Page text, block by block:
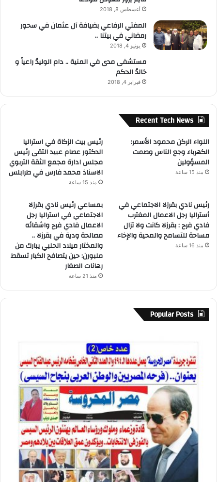
أغسطس 8, 2018
المفتي الرفاعي بضيافة آل عثمان في سحور
رمضاني في بيتنا ..
يونيو 4, 2018
مستشفى مدى في المنية .. دام الوليدُ راعياً و
خالدُ الحكم
فبراير 4, 2018
Recent Tech News
اللواء الركن محمود الأسمر:
الكهرباء وجع الناس وصمت
المسؤولين
منذ 15 ساعة
رئيس بيت الزكاة في استراليا
الدكتور عصام عبيد التقى رئيس
مجلس ادارة مجمع الثقة التربوي
الاسناذ محمد فارس في طرابلس
منذ 15 ساعة
رئيس نادي بقرزلا الاجتماعي في
أستراليا رجل الاعمال المغترب
فادي فرح : بقرزلا كانت ولا تزال
مساحة للتسامح والمحية والإخاء
منذ 16 ساعة
بمساعي رئيس نادي بقرزلا
الاجتماعي في استراليا رجل
الاعمال فادي فرح واشقائه
مصالحة ودية في بقرزلا ..
والمختار ميلاد الحلبي يبارك من
ملبورن: حين يتصافح الكبار تسقط
رهانات الصغار
منذ 21 ساعة
Popular Posts